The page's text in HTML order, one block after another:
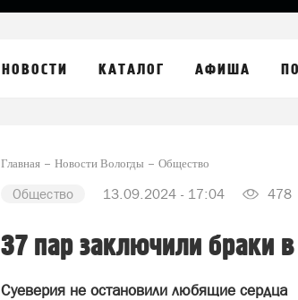
НОВОСТИ КАТАЛОГ АФИША
Главная Новости Вологды Общество
Общество 13.09.2024 - 17:04 478
37 пар заключили браки
Суеверия не остановили любящие сердца